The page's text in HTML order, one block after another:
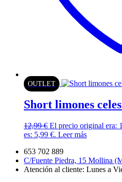
OUTLET
Short limones
12,99€ El precio original era:
es: 5,99 €. Leer más
653 702 889
C/Fuente Piedra, 15 Mollina
Atención al cliente: Lunes a